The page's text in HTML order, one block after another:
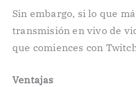
Sin embargo, si lo que
transmisión en vivo de
que comiences con
Ventajas